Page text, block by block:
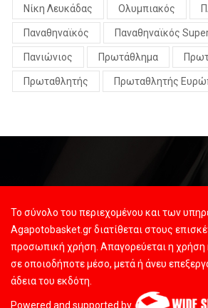
Νίκη Λευκάδας Ολυμπιακός
Παναθηναϊκός Παναθηναϊκός
Πανιώνιος Πρωτάθλημα
Πρωταθλητής Πρωταθλητής
Το σύνολο του περιεχομένου και των
Agapotobasket.gr διατίθεται στους
προσωπική χρήση. Απαγορεύεται η χρήση
σε οποιοδήποτε μέσο, μετά ή άνευ
άδεια του εκδότη.
Powered and supported by